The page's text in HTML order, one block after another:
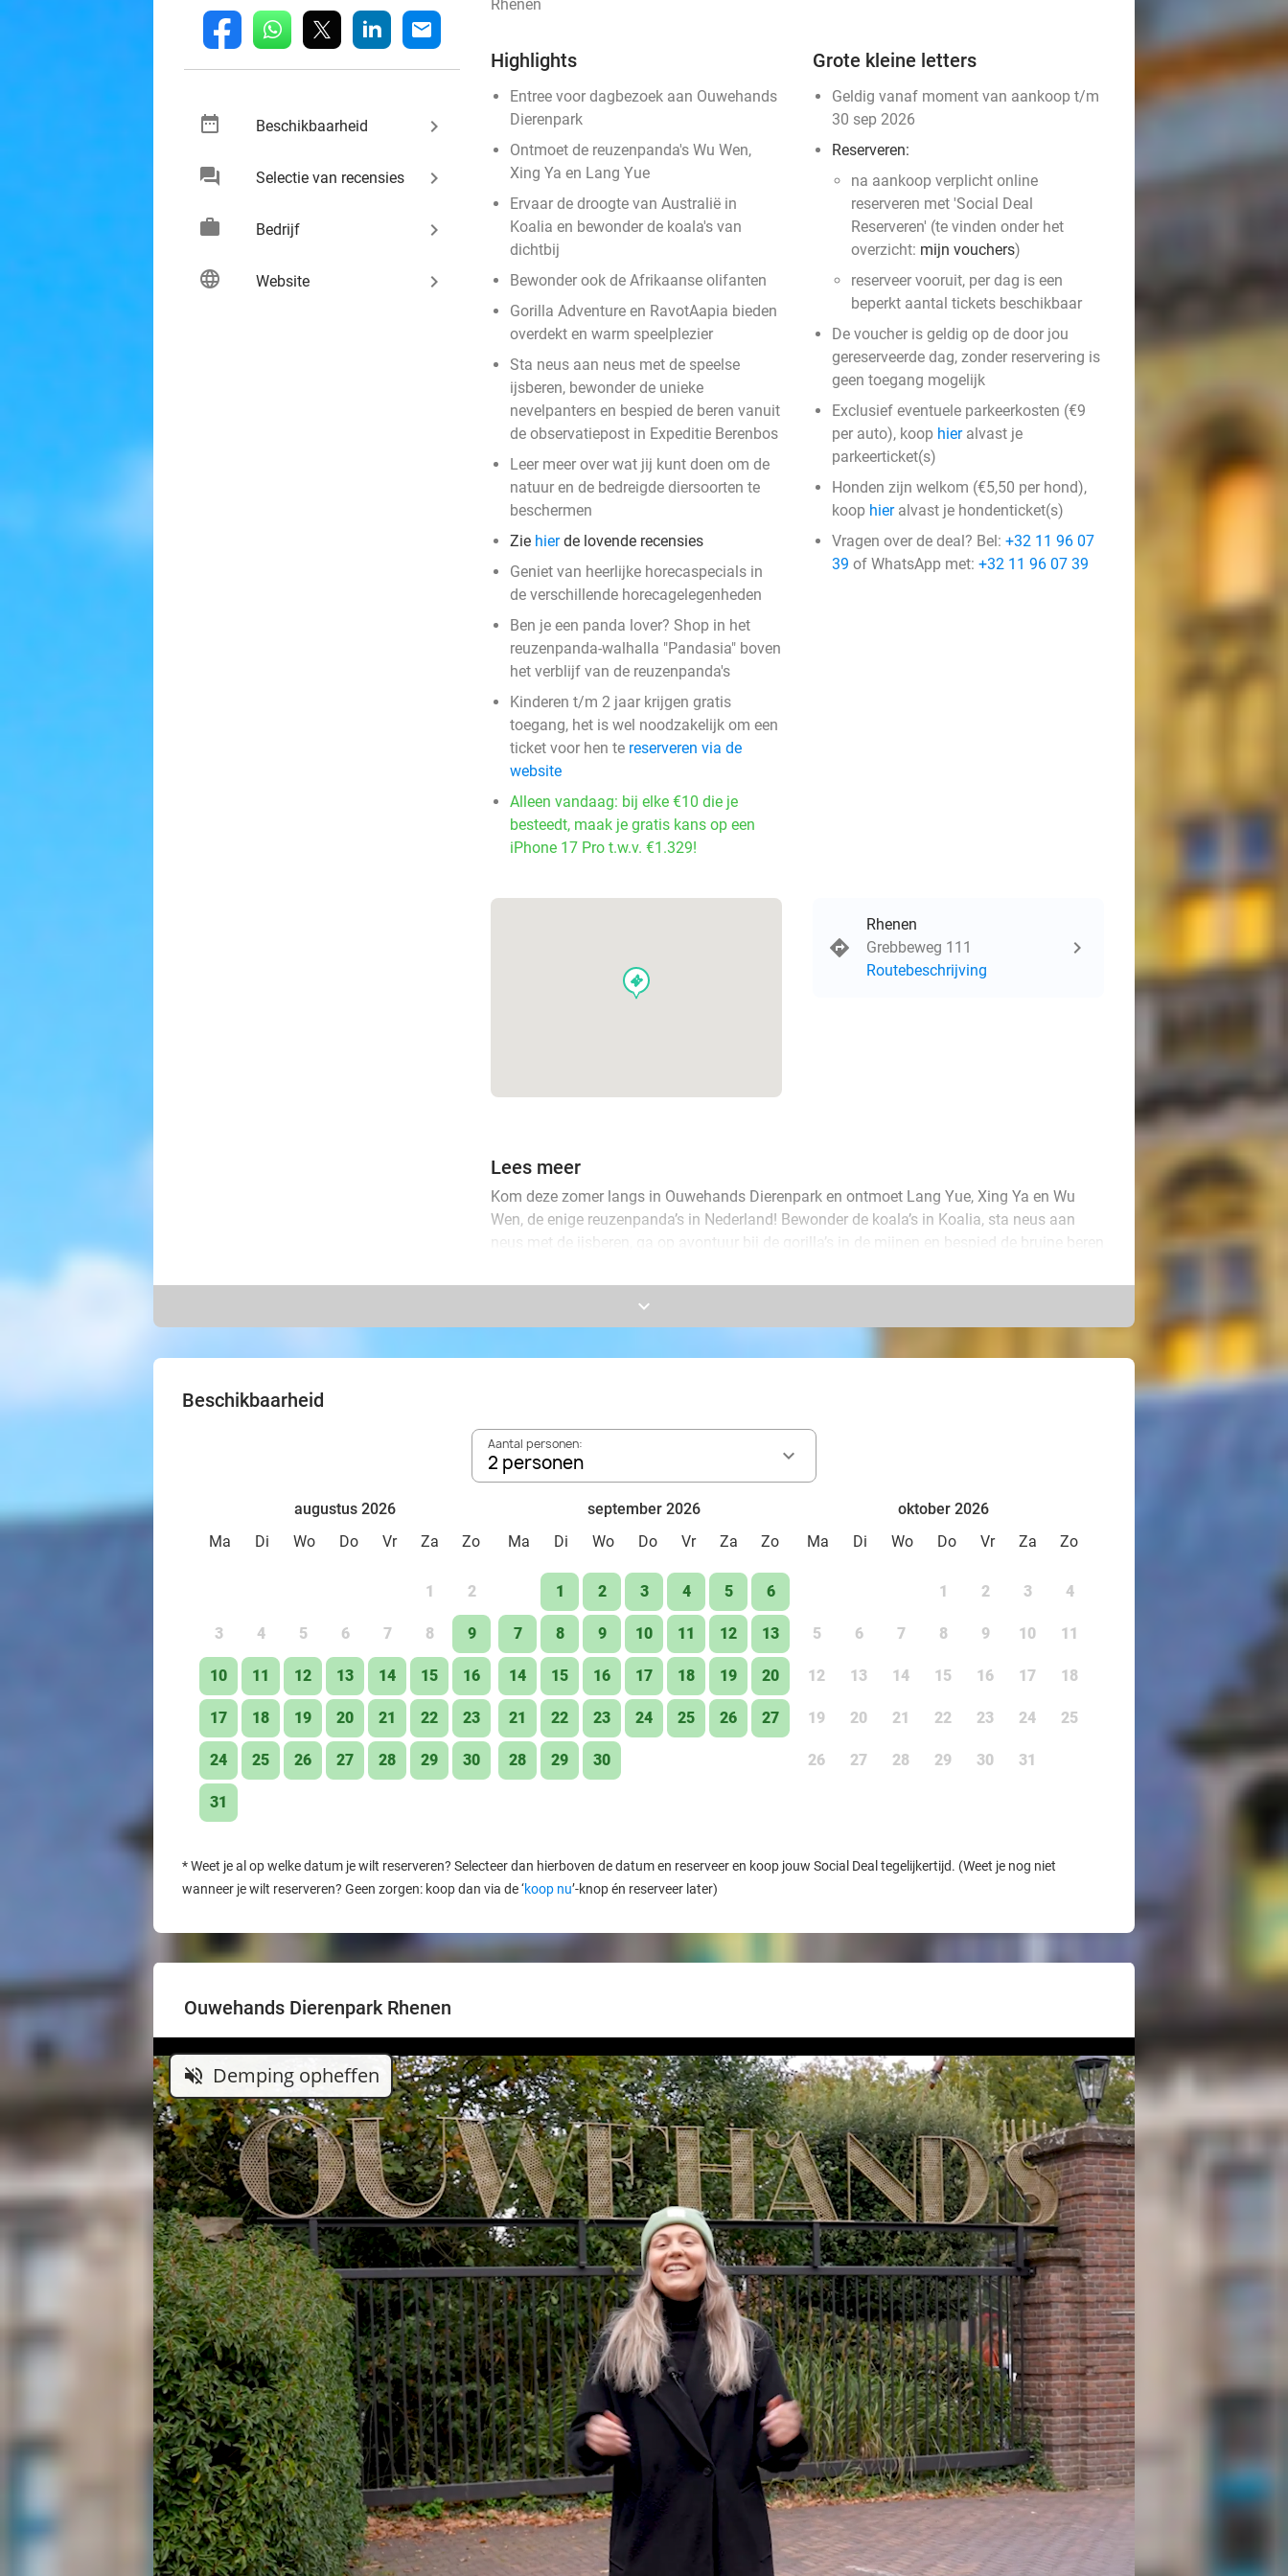
fb whatsapp linkedin mail
date_range Beschikbaarheid keyboard_arrow_right
chat Selectie van recensies keyboard_arrow_right
work Bedrijf keyboard_arrow_right
language Website keyboard_arrow_right
Rhenen
Highlights
Entree voor dagbezoek aan Ouwehands
Dierenpark
Ontmoet de reuzenpanda's Wu Wen,
Xing Ya en Lang Yue
Ervaar de droogte van Australië in
Koalia en bewonder de koala's van
dichtbij
Bewonder ook de Afrikaanse olifanten
Gorilla Adventure en RavotAapia bieden
overdekt en warm speelplezier
Sta neus aan neus met de speelse
ijsberen, bewonder de unieke
nevelpanters en bespied de beren vanuit
de observatiepost in Expeditie Berenbos
Leer meer over wat jij kunt doen om de
natuur en de bedreigde diersoorten te
beschermen
Zie hierde lovende recensies
Geniet van heerlijke horecaspecials in
de verschillende horecagelegenheden
Ben je een panda lover? Shop in het
reuzenpanda-walhalla "Pandasia" boven
het verblijf van de reuzenpanda's
Kinderen t/m 2 jaar krijgen gratis
toegang, het is wel noodzakelijk om een
ticket voor hen te reserveren via de
website
Alleen vandaag: bij elke €10 die je
besteedt, maak je gratis kans op een
iPhone 17 Pro t.w.v. €1.329!
Grote kleine letters
Geldig vanaf moment van aankoop t/m
30 sep 2026
Reserveren:
na aankoop verplicht online
reserveren met 'Social Deal
Reserveren' (te vinden onder het
overzicht: mijn vouchers)
reserveer vooruit, per dag is een
beperkt aantal tickets beschikbaar
De voucher is geldig op de door jou
gereserveerde dag, zonder reservering is
geen toegang mogelijk
Exclusief eventuele parkeerkosten (€9
per auto), koop hieralvast je
parkeerticket(s)
Honden zijn welkom (€5,50 per hond),
koop hieralvast je hondenticket(s)
Vragen over de deal? Bel: +32 11 96 07
39 of WhatsApp met: +32 11 96 07 39
events
Rhenen
Grebbeweg 111
Routebeschrijving
Lees meer
Kom deze zomer langs in Ouwehands Dierenpark en ontmoet Lang Yue, Xing Ya en Wu
Wen, de enige reuzenpanda’s in Nederland! Bewonder de koala’s in Koalia, sta neus aan
neus met de ijsberen, ga op avontuur bij de gorilla’s in de mijnen en bespied de bruine beren
de Afrikaanse dieren in de vernieuwde speeltuin Umkhosi of spring zo hoog als een
ringstaartmaki op de springkussens van de Maki Lounge. Geniet van heerlijke
verrassende familieshow vol humor en avontuur van Bamboo Bill.
leefgebied, de bedreiging van wilde soortgenoten en wat jij kunt doen om hen te
beschermen.
keyboard_arrow_down
Beschikbaarheid
Aantal personen:
2 personen
augustus 2026
Ma
Di Wo Do Vr Za Zo
1 2
3 4 5 6 7 8 9
10 11 12 13 14 15 16
17 18 19 20 21 22 23
24 25 26 27 28 29 30
31
september 2026
Ma
Di Wo Do Vr Za Zo
1 2 3 4 5 6
7 8 9 10 11 12 13
14 15 16 17 18 19 20
21 22 23 24 25 26 27
28 29 30
oktober 2026
Ma
Di Wo Do Vr Za Zo
1 2 3 4
5 6 7 8 9 10 11
12 13 14 15 16 17 18
19 20 21 22 23 24 25
26 27 28 29 30 31
*Weet je al op welke datum je wilt reserveren? Selecteer dan hierboven de datum en reserveer en koop jouw Social Deal tegelijkertijd. (Weet je nog niet
wanneer je wilt reserveren? Geen zorgen: koop dan via de ‘koop nu’-knop én reserveer later)
Ouwehands Dierenpark Rhenen
volume_off Demping opheffen